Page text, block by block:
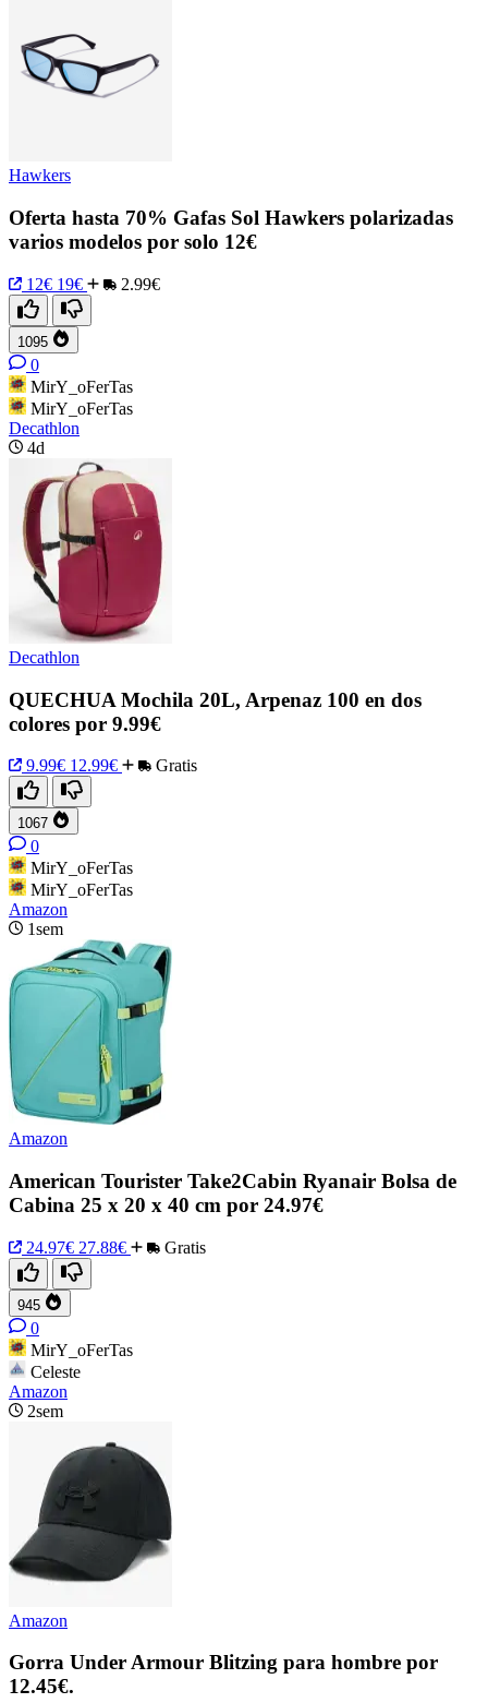
Hawkers
Oferta hasta 70% Gafas Sol Hawkers polarizadas
varios modelos por solo 12€
12€ 19€ 2.99€
1095
0
MirY_oFerTas
MirY_oFerTas
Decathlon
4d
Decathlon
QUECHUA Mochila 20L, Arpenaz 100 en dos
colores por 9.99€
9.99€ 12.99€ Gratis
1067
0
MirY_oFerTas
MirY_oFerTas
Amazon
1sem
Amazon
American Tourister Take2Cabin Ryanair Bolsa de
Cabina 25 x 20 x 40 cm por 24.97€
24.97€ 27.88€ Gratis
945
0
MirY_oFerTas
Celeste
Amazon
2sem
Amazon
Gorra Under Armour Blitzing para hombre por
12.45€.